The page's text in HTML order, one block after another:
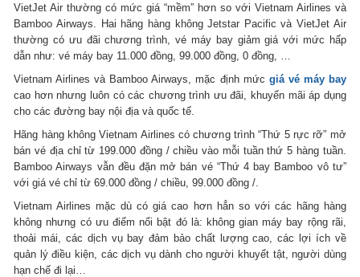
VietJet Air thường có mức giá “mềm” hơn so với Vietnam Airlines và
Bamboo Airways. Hai hãng hàng không Jetstar Pacific và VietJet Air
thường có ưu đãi chương trình, vé máy bay giảm giá với mức hấp
dẫn như: vé máy bay 11.000 đồng, 99.000 đồng, 0 đồng, …
Vietnam Airlines và Bamboo Airways, mặc định mức giá vé máy bay
cao hơn nhưng luôn có các chương trình ưu đãi, khuyến mãi áp dụng
cho các đường bay nội địa và quốc tế.
Hãng hàng không Vietnam Airlines có chương trình “Thứ 5 rực rỡ” mở
bán vé địa chỉ từ 199.000 đồng / chiều vào mỗi tuần thứ 5 hàng tuần.
Bamboo Airways vẫn đều đặn mở bán vé “Thứ 4 bay Bamboo vô tư”
với giá vé chỉ từ 69.000 đồng / chiều, 99.000 đồng /.
Vietnam Airlines mặc dù có giá cao hơn hẳn so với các hãng hàng
không nhưng có ưu điểm nổi bật đó là: không gian máy bay rộng rãi,
thoải mái, các dịch vụ bay đảm bảo chất lượng cao, các lợi ích về
quản lý điều kiện, các dịch vụ dành cho người khuyết tật, người dùng
hạn chế đi lại…